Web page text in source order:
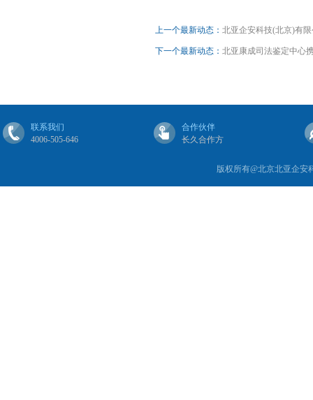
上一个最新动态： 北亚企安科技(北京)有
下一个最新动态： 北亚康成司法鉴定中心
联系我们
4006-505-646
合作伙伴
长久合作方
版权所有@北京北亚企安